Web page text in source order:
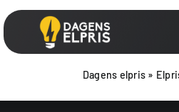
Fortsätt
till
innehållet
Dagens elpris »